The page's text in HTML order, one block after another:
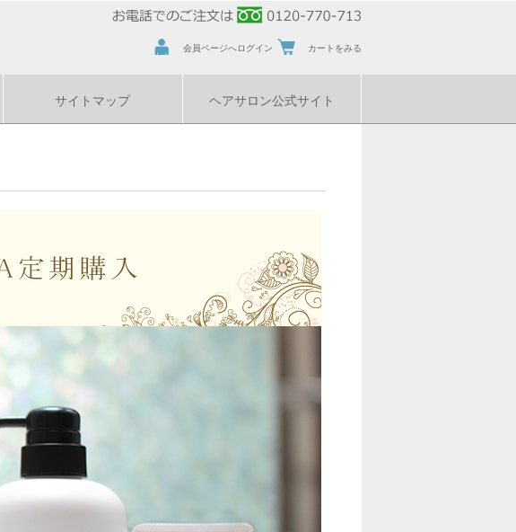
会員ページへログイン カートをみる
サイトマップ ヘアサロン公式サイト